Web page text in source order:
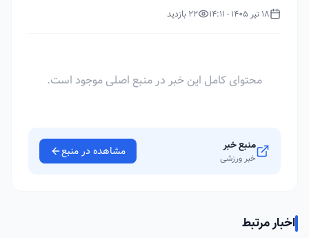
18 تیر 1405 - 14:11 22 بازدید
محتوای کامل این خبر در منبع اصلی موجود است.
منبع خبر
خبر ورزشی مشاهده در منبع
اخبار مرتبط